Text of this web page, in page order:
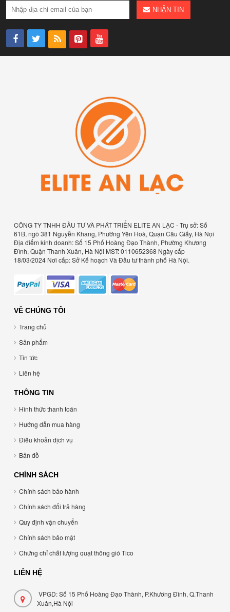
NHẬN TIN
CÔNG TY TNHH ĐẦU TƯ VÀ PHÁT TRIỂN ELITE AN LẠC - Trụ sở: Số
61B, ngõ 381 Nguyễn Khang, Phường Yên Hoà, Quận Cầu Giấy, Hà Nội
Địa điểm kinh doanh: Số 15 Phố Hoàng Đạo Thành, Phường Khương
Đình, Quận Thanh Xuân, Hà Nội MST: 0110652368 Ngày cấp
18/03/2024 Nơi cấp: Sở Kế hoạch Và Đầu tư thành phố Hà Nội.
VỀ CHÚNG TÔI
Trang chủ
Sản phẩm
Tin tức
Liên hệ
THÔNG TIN
Hình thức thanh toán
Hướng dẫn mua hàng
Điều khoản dịch vụ
Bản đồ
CHÍNH SÁCH
Chính sách bảo hành
Chính sách đổi trả hàng
Quy định vận chuyển
Chính sách bảo mật
Chứng chỉ chất lượng quạt thông gió Tico
LIÊN HỆ
VPGD: Số 15 Phố Hoàng Đạo Thành, P.Khương Đình, Q.Thanh
Xuân,Hà Nội